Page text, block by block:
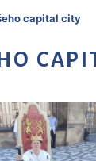
capital city